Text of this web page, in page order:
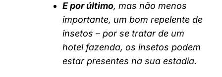
E por último, mas não menos
importante, um bom repelente de
insetos – por se tratar de um
hotel fazenda, os insetos podem
estar presentes na sua estadia.